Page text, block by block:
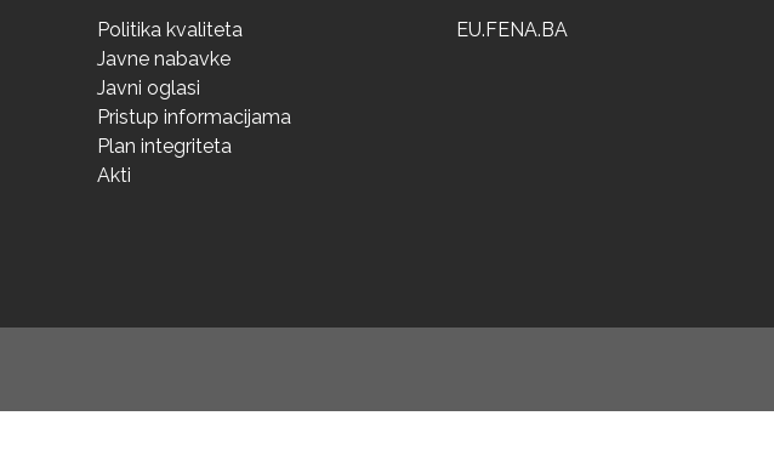
Politika kvaliteta
Javne nabavke
Javni oglasi
Pristup informacijama
Plan integriteta
Akti
EU.FENA.BA